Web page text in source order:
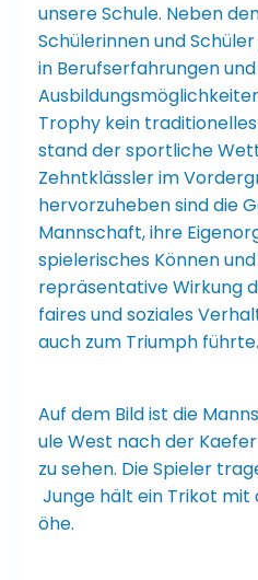
unsere Schule. Neben
Schülerinnen und
in Berufserfahrungen und
Trophy kein
stand der sportliche
Zehntklässler im
hervorzuheben sind die
Mannschaft, ihre
spielerisches Können
repräsentative Wirkung
faires und soziales
auch zum Triumph führte.
Auf dem Bild ist die
ule West nach der
zu sehen. Die Spieler
Junge hält ein Trikot mit
öhe.